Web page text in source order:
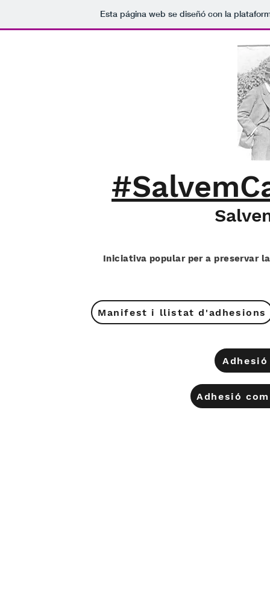
Esta página web se diseñó con la
Iniciativa popular per a preservar
Manifest i llistat d'adhesions
Adhesió